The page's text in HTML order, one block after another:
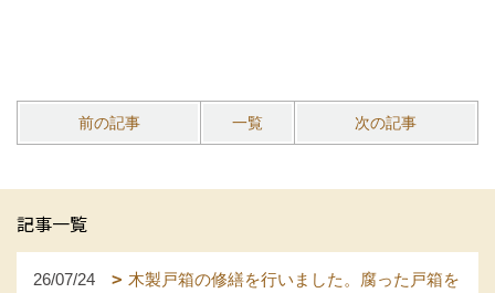
前の記事 一覧 次の記事
記事一覧
26/07/24
木製戸箱の修繕を行いました。腐った戸箱を